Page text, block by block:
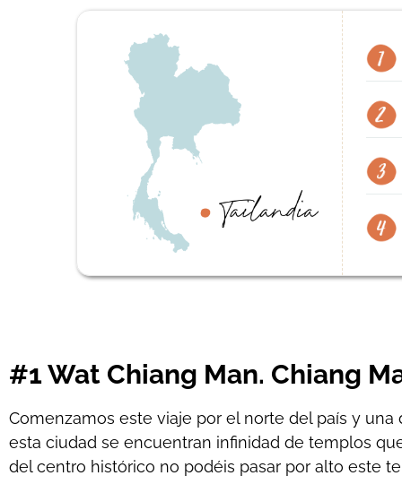
#1 Wat Chiang Man. Chiang
Comenzamos este viaje por el norte del país y una
esta ciudad se encuentran infinidad de templos
del centro histórico no podéis pasar por alto este